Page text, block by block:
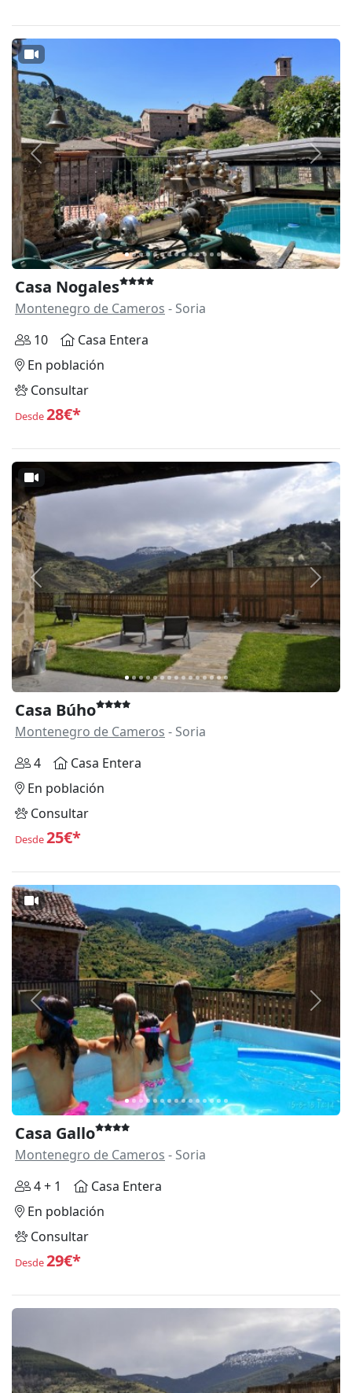
Anterior
Casa Nogales
Montenegro de Cameros - Soria
10
Casa Entera
En población
Consultar
Desde28€*
Anterior
Casa Búho
Montenegro de Cameros - Soria
4
Casa Entera
En población
Consultar
Desde25€*
Anterior
Casa Gallo
Montenegro de Cameros - Soria
4 + 1
Casa Entera
En población
Consultar
Desde29€*